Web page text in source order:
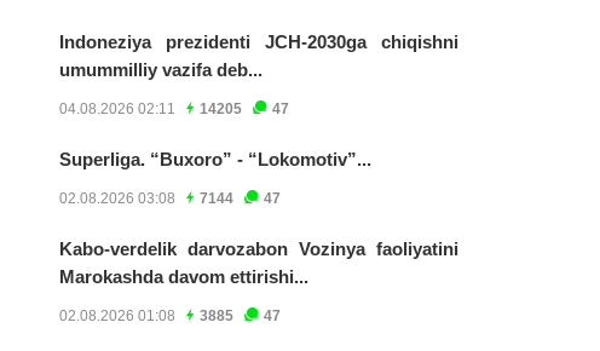
Indoneziya prezidenti JCH-2030ga chiqishni
umummilliy vazifa deb...
04.08.2026 02:11 14205 47
Superliga. “Buxoro” - “Lokomotiv”...
02.08.2026 03:08 7144 47
Kabo-verdelik darvozabon Vozinya faoliyatini
Marokashda davom ettirishi...
02.08.2026 01:08 3885 47